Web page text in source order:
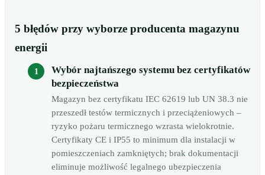
5 błędów przy wyborze producenta magazynu
energii
Wybór najtańszego systemu bez certyfikatów
bezpieczeństwa
Magazyn bez certyfikatu IEC 62619 lub UN 38.3 nie
przeszedł testów termicznych i przeciążeniowych –
ryzyko pożaru termicznego wzrasta wielokrotnie.
Certyfikaty CE i IP55 to minimum dla instalacji w
pomieszczeniach zamkniętych; brak dokumentacji
eliminuje możliwość legalnego ubezpieczenia